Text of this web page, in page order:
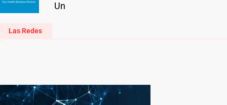
Un
Las Redes